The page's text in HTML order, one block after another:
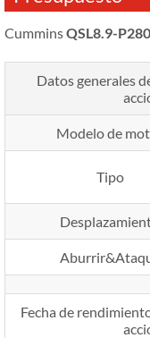
CumminsQSL8.9-P280
Datos generales
Modelo de
Tipo
Fecha de